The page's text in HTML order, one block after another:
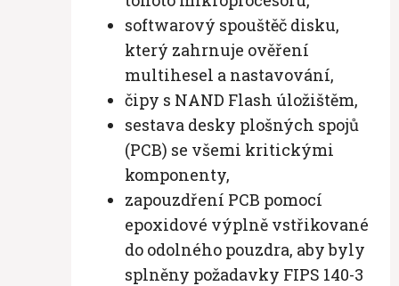
softwarový spouštěč disku,
který zahrnuje ověření
multihesel a nastavování,
čipy s NAND Flash úložištěm,
sestava desky plošných spojů
(PCB) se všemi kritickými
komponenty,
zapouzdření PCB pomocí
epoxidové výplně vstřikované
do odolného pouzdra, aby byly
splněny požadavky FIPS 140-3